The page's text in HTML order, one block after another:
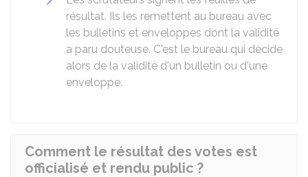
résultat. Ils les remettent au bureau avec
les bulletins et enveloppes dont la validité
a paru douteuse. C'est le bureau qui décide
alors de la validité d'un bulletin ou d'une
enveloppe.
Comment le résultat des votes est
officialisé et rendu public ?